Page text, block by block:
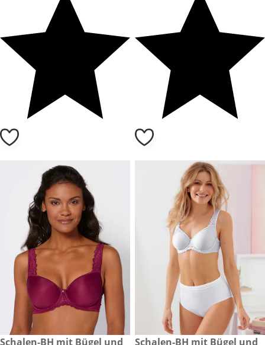
CHF 59.90
Schalen-BH mit Bügel und CHF 59.90
Schalen-BH mit Bügel und